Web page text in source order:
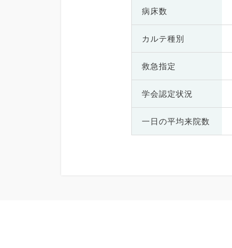
病床数
カルテ種別
救急指定
学会認定状況
一日の平均来院数